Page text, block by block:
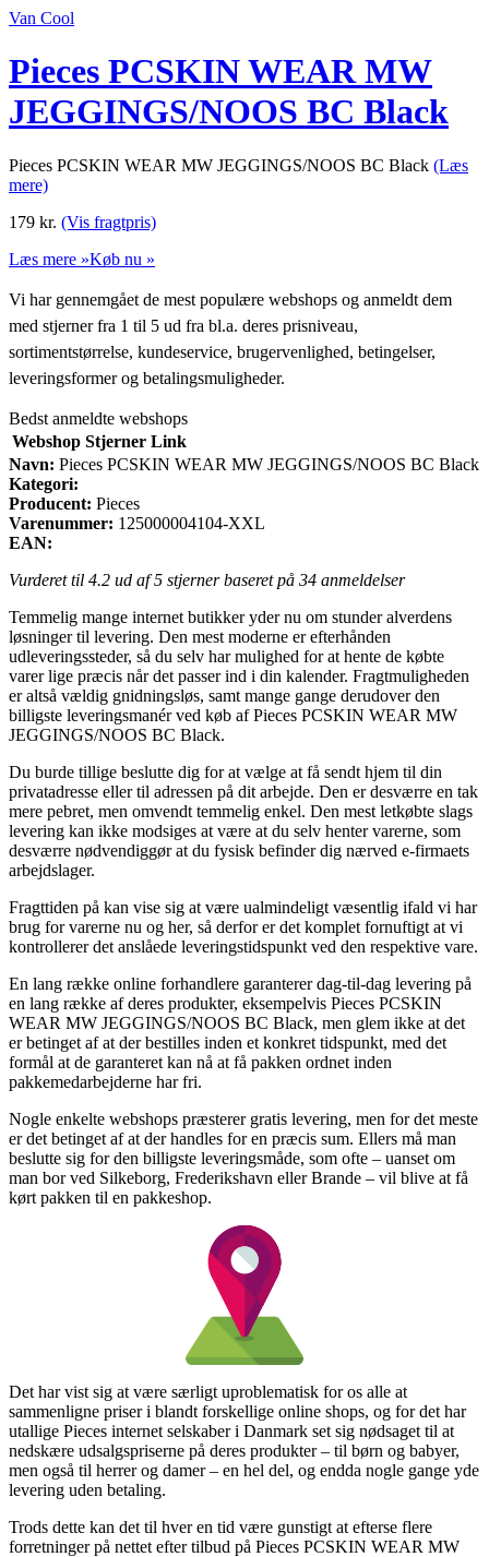
Van Cool
Pieces PCSKIN WEAR MW
JEGGINGS/NOOS BC Black
Pieces PCSKIN WEAR MW JEGGINGS/NOOS BC Black (Læs
mere)
179 kr. (Vis fragtpris)
Læs mere »Køb nu »
Vi har gennemgået de mest populære webshops og anmeldt dem
med stjerner fra 1 til 5 ud fra bl.a. deres prisniveau,
sortimentstørrelse, kundeservice, brugervenlighed, betingelser,
leveringsformer og betalingsmuligheder.
Bedst anmeldte webshops
Webshop Stjerner Link
Navn: Pieces PCSKIN WEAR MW JEGGINGS/NOOS BC Black
Kategori:
Producent: Pieces
Varenummer: 125000004104-XXL
EAN:
Vurderet til 4.2 ud af 5 stjerner baseret på 34 anmeldelser
Temmelig mange internet butikker yder nu om stunder alverdens
løsninger til levering. Den mest moderne er efterhånden
udleveringssteder, så du selv har mulighed for at hente de købte
varer lige præcis når det passer ind i din kalender. Fragtmuligheden
er altså vældig gnidningsløs, samt mange gange derudover den
billigste leveringsmanér ved køb af Pieces PCSKIN WEAR MW
JEGGINGS/NOOS BC Black.
Du burde tillige beslutte dig for at vælge at få sendt hjem til din
privatadresse eller til adressen på dit arbejde. Den er desværre en tak
mere pebret, men omvendt temmelig enkel. Den mest letkøbte slags
levering kan ikke modsiges at være at du selv henter varerne, som
desværre nødvendiggør at du fysisk befinder dig nærved e-firmaets
arbejdslager.
Fragttiden på kan vise sig at være ualmindeligt væsentlig ifald vi har
brug for varerne nu og her, så derfor er det komplet fornuftigt at vi
kontrollerer det anslåede leveringstidspunkt ved den respektive vare.
En lang række online forhandlere garanterer dag-til-dag levering på
en lang række af deres produkter, eksempelvis Pieces PCSKIN
WEAR MW JEGGINGS/NOOS BC Black, men glem ikke at det
er betinget af at der bestilles inden et konkret tidspunkt, med det
formål at de garanteret kan nå at få pakken ordnet inden
pakkemedarbejderne har fri.
Nogle enkelte webshops præsterer gratis levering, men for det meste
er det betinget af at der handles for en præcis sum. Ellers må man
beslutte sig for den billigste leveringsmåde, som ofte – uanset om
man bor ved Silkeborg, Frederikshavn eller Brande – vil blive at få
kørt pakken til en pakkeshop.
Det har vist sig at være særligt uproblematisk for os alle at
sammenligne priser i blandt forskellige online shops, og for det har
utallige Pieces internet selskaber i Danmark set sig nødsaget til at
nedskære udsalgspriserne på deres produkter – til børn og babyer,
men også til herrer og damer – en hel del, og endda nogle gange yde
levering uden betaling.
Trods dette kan det til hver en tid være gunstigt at efterse flere
forretninger på nettet efter tilbud på Pieces PCSKIN WEAR MW